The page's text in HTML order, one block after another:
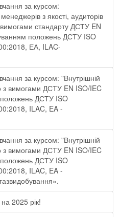
за курсом:
з якості, аудиторів
вимогами стандарту ДСТУ EN
положень ДСТУ ISO
ЕА, ILAC-
за курсом: "Внутрішній
з вимогами ДСТУ EN ISO/IEC
ДСТУ ISO
ILAC, EA -
за курсом: "Внутрішній
з вимогами ДСТУ EN ISO/IEC
ДСТУ ISO
ILAC, EA -
2025 рік!